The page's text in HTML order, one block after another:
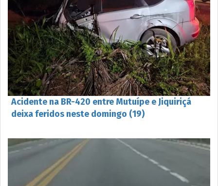
Acidente na BR-420 entre Mutuípe e Jiquiriçá
deixa feridos neste domingo (19)